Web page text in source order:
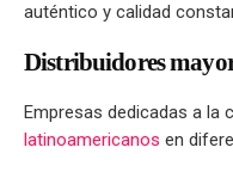
auténtico y calidad
Distribuidores
Empresas dedicadas a la
latinoamericanos en